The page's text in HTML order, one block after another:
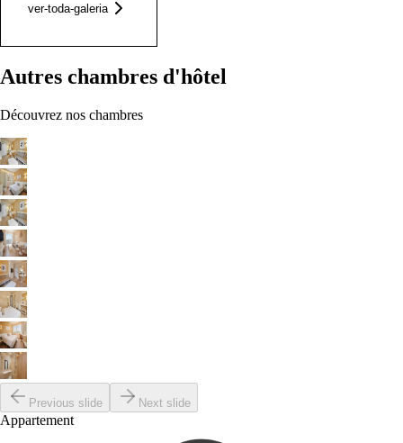
ver-toda-galeria
Autres chambres d'hôtel
Découvrez nos chambres
Previous slide Next slide
Appartement